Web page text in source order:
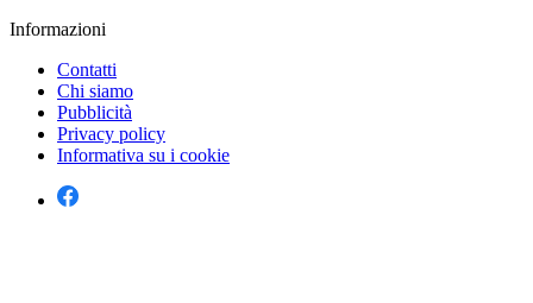
Informazioni
Contatti
Chi siamo
Pubblicità
Privacy policy
Informativa su i cookie